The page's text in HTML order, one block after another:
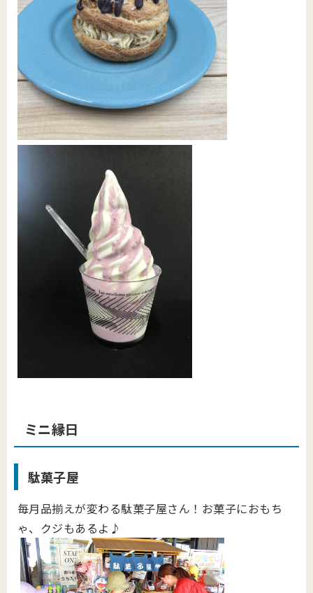
ミニ縁日
駄菓子屋
毎月品揃えが変わる駄菓子屋さん！お菓子におもち
ゃ、クジもあるよ♪